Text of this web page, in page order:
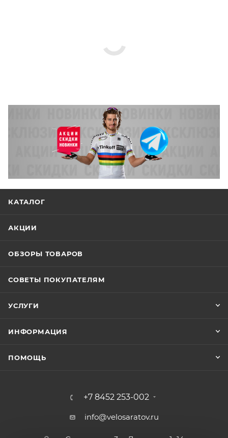
КАТАЛОГ
АКЦИИ
ОБЗОРЫ ТОВАРОВ
СОВЕТЫ ПОКУПАТЕЛЯМ
УСЛУГИ
ИНФОРМАЦИЯ
ПОМОЩЬ
+7 8452 253-002
info@velosaratov.ru